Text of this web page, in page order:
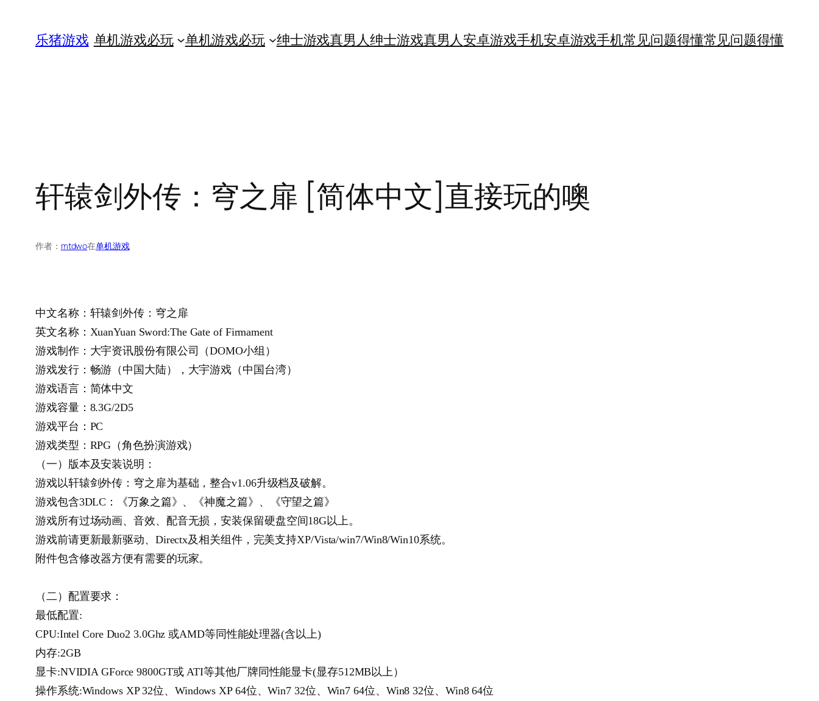
乐猪游戏 单机游戏必玩 单机游戏必玩 绅士游戏真男人绅士游戏真男人安卓游戏手机安卓游戏手机常见问题得懂常见问题得懂
轩辕剑外传：穹之扉 [简体中文]直接玩的噢
作者： mtdwo在单机游戏
中文名称：轩辕剑外传：穹之扉
英文名称：XuanYuan Sword:The Gate of Firmament
游戏制作：大宇资讯股份有限公司（DOMO小组）
游戏发行：畅游（中国大陆），大宇游戏（中国台湾）
游戏语言：简体中文
游戏容量：8.3G/2D5
游戏平台：PC
游戏类型：RPG（角色扮演游戏）
（一）版本及安装说明：
游戏以轩辕剑外传：穹之扉为基础，整合v1.06升级档及破解。
游戏包含3DLC：《万象之篇》、《神魔之篇》、《守望之篇》
游戏所有过场动画、音效、配音无损，安装保留硬盘空间18G以上。
游戏前请更新最新驱动、Directx及相关组件，完美支持XP/Vista/win7/Win8/Win10系统。
附件包含修改器方便有需要的玩家。
（二）配置要求：
最低配置:
CPU:Intel Core Duo2 3.0Ghz 或AMD等同性能处理器(含以上)
内存:2GB
显卡:NVIDIA GForce 9800GT或 ATI等其他厂牌同性能显卡(显存512MB以上）
操作系统:Windows XP 32位、Windows XP 64位、Win7 32位、Win7 64位、Win8 32位、Win8 64位